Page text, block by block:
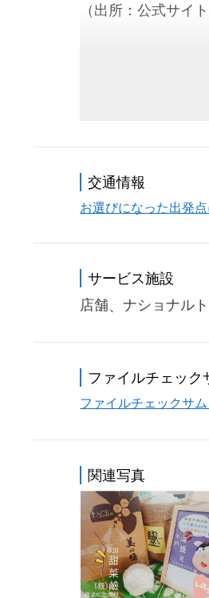
（出所：公式サイト
交通情報
お選びになった出発
サービス施設
店舗
ナショナル
ファイルチェック
ファイルチェックサム
関連写真